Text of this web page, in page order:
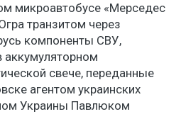
микроавтобусе «Мерседес
транзитом через
компоненты СВУ,
свече, переданные
агентом украинских
Украины Павлюком